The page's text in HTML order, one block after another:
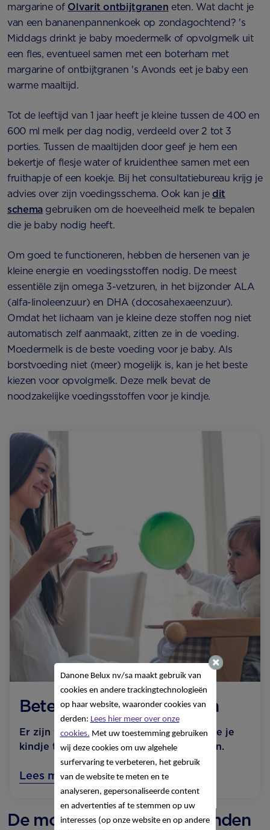
margarine of Olvarit ontbijtgranen eten. Wat dacht je
van een bananenpannenkoek op zondagochtend? 's
Middags drinkt je baby moedermelk of opvolgmelk uit
een fles, eventueel samen met een boterham met
margarine of ontbijtgranen 's Avonds eet je baby een
warme maaltijd.
Tot de leeftijd van 1 jaar heeft je kleine tussen de 400 en
600 ml melk per dag nodig, verdeeld over 2 tot 3
porties. Tussen de maaltijden door geef je hem een
bekertje of flesje water of kruidenthee samen met een
fruithapje of een koekje. Bij het consultatiebureau krijg je
advies over zijn voedingsschema. Ook kan je dit
schemagebruiken om de hoeveelheid melk te bepalen
die je baby nodig heeft.
Om goed te functioneren, hebben de hersenen van je
kleine energie en voedingsstoffen nodig. De meest
essentiële zijn omega 3-vetzuren, in het bijzonder ALA
(alfa-linoleenzuur) en DHA (docosahexaeenzuur).
Omdat het lichaam van je kleine deze stoffen nog niet
automatisch zelf aanmaakt, zitten ze in de voeding.
Moedermelk is de beste voeding voor je baby. Als
borstvoeding niet (meer) mogelijk is, kan je het beste
kiezen voor opvolgmelk. Deze melk bevat de
noodzakelijke voedingsstoffen voor je kindje.
Beter niet tot 12 maanden
Er zijn verschillende voedingsstoffen die je
kindje tot 12 maanden nog niet mag eten.
Lees meer
De motoriek van je 10 maanden
Danone Belux nv/sa maakt gebruik van
cookies en andere trackingtechnologieën
op haar website, waaronder cookies van
derden: Lees hier meer over onze
cookies. Met uw toestemming gebruiken
wij deze cookies om uw algehele
surfervaring te verbeteren, het gebruik
van de website te meten en te
analyseren, gepersonaliseerde content
en advertenties af te stemmen op uw
interesses (op onze website en op andere